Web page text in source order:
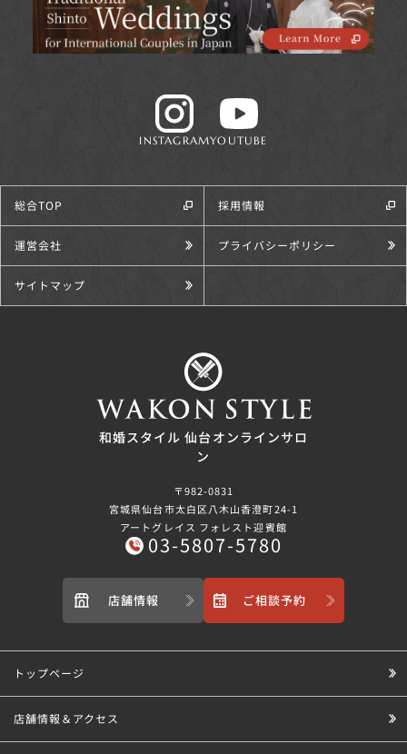
INSTAGRAMYOUTUBE
総合TOP 採用情報
運営会社 プライバシーポリシー
サイトマップ
和婚スタイル 仙台オンラインサロ
ン
〒982-0831
宮城県仙台市太白区八木山香澄町24-1
アートグレイス フォレスト迎賓館
03-5807-5780
店舗情報 ご相談予約
トップページ
店舗情報＆アクセス